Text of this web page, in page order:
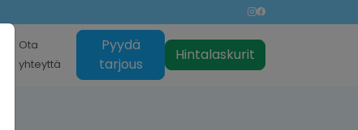
Ota
yhteyttä
Pyydä
tarjous
Hintalaskurit